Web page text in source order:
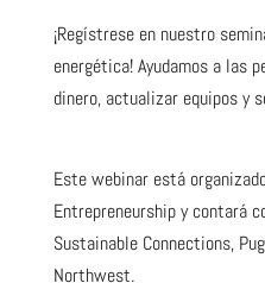
¡Regístrese en nuestro
energética! Ayudamos a las
dinero, actualizar equipos y
Este webinar está
Entrepreneurship y contará
Sustainable Connections,
Northwest.